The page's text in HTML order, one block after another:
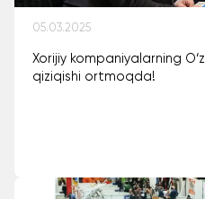
05.03.2025
Xorijiy kompaniyalarning
qiziqishi ortmoqda!